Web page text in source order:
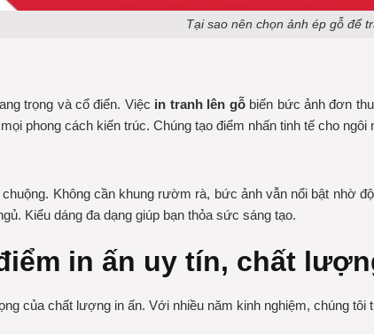
Tại sao nên chọn ảnh ép gỗ để
trọng và cổ điển. Việc in tranh lên gỗbiến bức ảnh đơn
phong cách kiến trúc. Chúng tạo điểm nhấn tinh tế cho ngôi
Không cần khung rườm rà, bức ảnh vẫn nổi bật nhờ
Kiểu dáng đa dạng giúp bạn thỏa sức sáng tạo.
in ấn uy tín, chất
của chất lượng in ấn. Với nhiều năm kinh nghiệm, chúng